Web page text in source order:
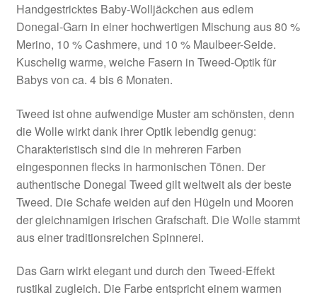
Handgestricktes Baby-Wolljäckchen aus edlem
Donegal-Garn in einer hochwertigen Mischung aus 80 %
Merino, 10 % Cashmere, und 10 % Maulbeer-Seide.
Kuschelig warme, weiche Fasern in Tweed-Optik für
Babys von ca. 4 bis 6 Monaten.
Tweed ist ohne aufwendige Muster am schönsten, denn
die Wolle wirkt dank ihrer Optik lebendig genug:
Charakteristisch sind die in mehreren Farben
eingesponnen flecks in harmonischen Tönen. Der
authentische Donegal Tweed gilt weltweit als der beste
Tweed. Die Schafe weiden auf den Hügeln und Mooren
der gleichnamigen irischen Grafschaft. Die Wolle stammt
aus einer traditionsreichen Spinnerei.
Das Garn wirkt elegant und durch den Tweed-Effekt
rustikal zugleich. Die Farbe entspricht einem warmen